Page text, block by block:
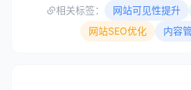
相关标签： 网站可见性提升
网站SEO优化
内容